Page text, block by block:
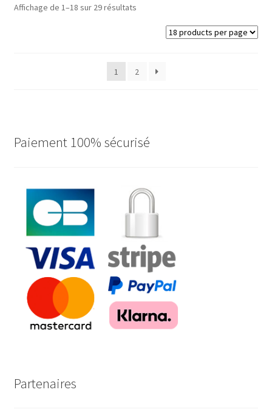
Affichage de 1–18 sur 29 résultatsTrié
plus
1 2
Paiement 100% sécurisé
Partenaires